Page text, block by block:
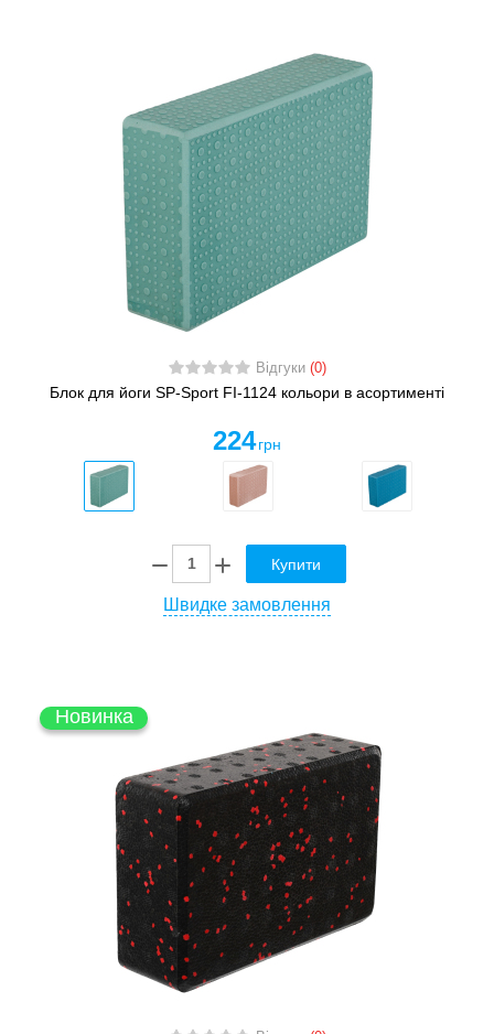
Відгуки (0)
Блок для йоги SP-Sport FI-1124 кольори в асортименті
224 грн
Купити
Швидке замовлення
Новинка